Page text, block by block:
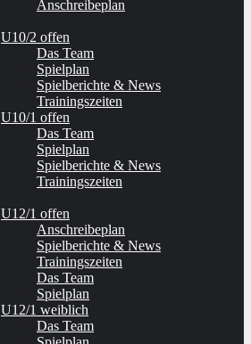
Anschreibeplan
U10/2 offen
Das Team
Spielplan
Spielberichte & News
Trainingszeiten
U10/1 offen
Das Team
Spielplan
Spielberichte & News
Trainingszeiten
U12/1 offen
Anschreibeplan
Spielberichte & News
Trainingszeiten
Das Team
Spielplan
U12/1 weiblich
Das Team